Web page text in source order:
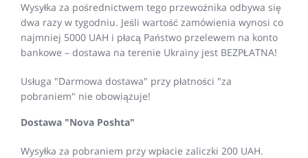
Wysyłka za pośrednictwem tego przewoźnika odbywa się
dwa razy w tygodniu. Jeśli wartość zamówienia wynosi co
najmniej 5000 UAH i płacą Państwo przelewem na konto
bankowe – dostawa na terenie Ukrainy jest BEZPŁATNA!
Usługa "Darmowa dostawa" przy płatności "za
pobraniem" nie obowiązuje!
Dostawa "Nova Poshta"
Wysyłka za pobraniem przy wpłacie zaliczki 200 UAH.